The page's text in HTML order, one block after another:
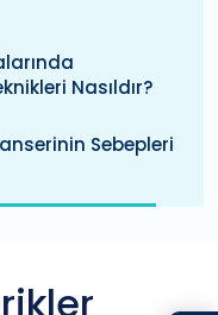
Nasıldır?
Sebepleri